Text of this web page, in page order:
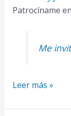
Patrocíname
Me
Como
desde
Leer más »